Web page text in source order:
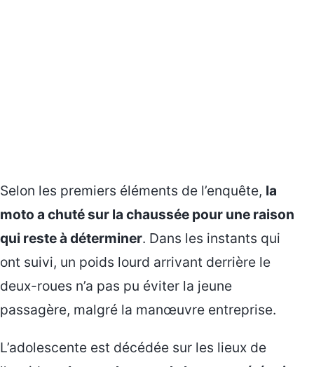
Selon les premiers éléments de l’enquête, la
moto a chuté sur la chaussée pour une raison
qui reste à déterminer. Dans les instants qui
ont suivi, un poids lourd arrivant derrière le
deux-roues n’a pas pu éviter la jeune
passagère, malgré la manœuvre entreprise.
L’adolescente est décédée sur les lieux de